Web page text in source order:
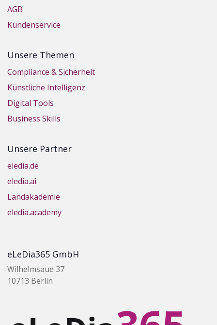
AGB
Kundenservice
Unsere Themen
Compliance & Sicherheit
Künstliche Intelligenz
Digital Tools
Business Skills
Unsere Partner
eledia.de
eledia.ai
Landakademie
eledia.academy
eLeDia365 GmbH
Wilhelmsaue 37
10713 Berlin